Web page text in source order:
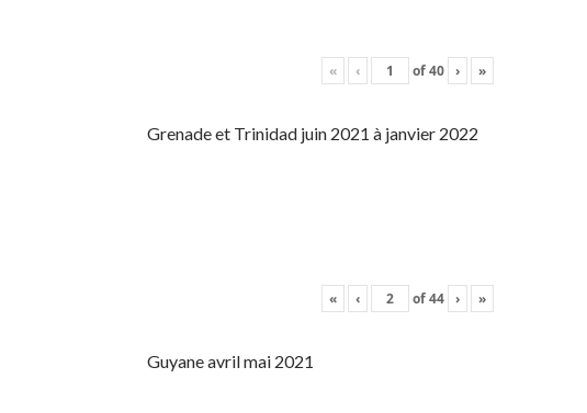
« ‹ of40 › »
Grenade et Trinidad juin 2021 à janvier 2022
« ‹ of44 › »
Guyane avril mai 2021